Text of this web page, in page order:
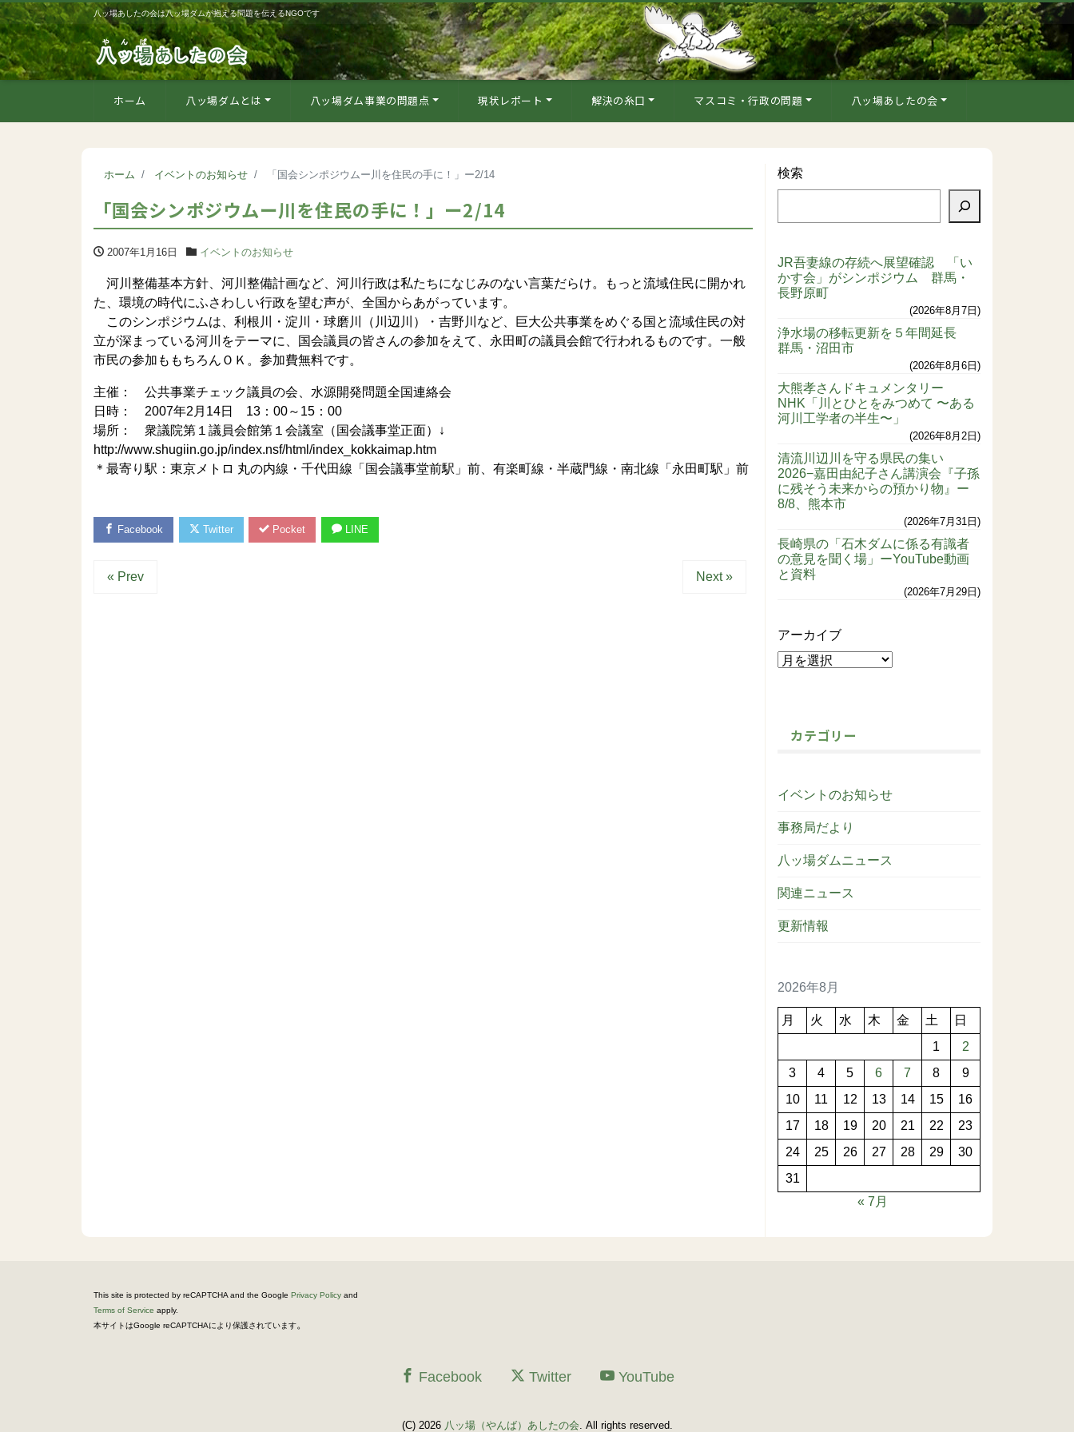
八ッ場あしたの会は八ッ場ダムが抱える問題を伝えるNGOです
ホーム 八ッ場ダムとは 八ッ場ダム事業の問題点 現状レポート 解決の糸口 マスコミ・行政の問題 八ッ場あしたの会
ホーム イベントのお知らせ 「国会シンポジウムー川を住民の手に！」ー2/14
「国会シンポジウムー川を住民の手に！」ー2/14
2007年1月16日 イベントのお知らせ
河川整備基本方針、河川整備計画など、河川行政は私たちになじみのない言葉だらけ。もっと流域住民に開かれ
た、環境の時代にふさわしい行政を望む声が、全国からあがっています。
このシンポジウムは、利根川・淀川・球磨川（川辺川）・吉野川など、巨大公共事業をめぐる国と流域住民の対
立が深まっている河川をテーマに、国会議員の皆さんの参加をえて、永田町の議員会館で行われるものです。一般
市民の参加ももちろんＯＫ。参加費無料です。
主催： 公共事業チェック議員の会、水源開発問題全国連絡会
日時： 2007年2月14日 13：00～15：00
場所： 衆議院第１議員会館第１会議室（国会議事堂正面）↓
http://www.shugiin.go.jp/index.nsf/html/index_kokkaimap.htm
＊最寄り駅：東京メトロ 丸の内線・千代田線「国会議事堂前駅」前、有楽町線・半蔵門線・南北線「永田町駅」前
Facebook Twitter Pocket LINE
« Prev Next »
検索
JR吾妻線の存続へ展望確認 「い
かす会」がシンポジウム 群馬・
長野原町
2026年8月7日
浄水場の移転更新を５年間延長
群馬・沼田市
2026年8月6日
大熊孝さんドキュメンタリー
NHK「川とひとをみつめて 〜ある
河川工学者の半生〜」
2026年8月2日
清流川辺川を守る県民の集い
2026−嘉田由紀子さん講演会『子孫
に残そう未来からの預かり物』ー
8/8、熊本市
2026年7月31日
長崎県の「石木ダムに係る有識者
の意見を聞く場」ーYouTube動画
と資料
2026年7月29日
アーカイブ
カテゴリー
イベントのお知らせ
事務局だより
八ッ場ダムニュース
関連ニュース
更新情報
2026年8月
月 火 水 木 金 土
日
1
2
3
4 5 6 7 8
9
10
11 12 13 14 15
16
17
18 19 20 21 22
23
24
25 26 27 28 29
30
31
« 7月
This site is protected by reCAPTCHA and the Google Privacy Policy and
Terms of Service apply.
本サイトはGoogle reCAPTCHAにより保護されています。
Facebook Twitter YouTube
(C) 2026 八ッ場（やんば）あしたの会. All rights reserved.